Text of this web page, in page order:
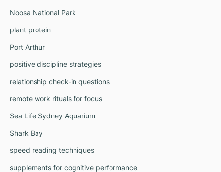
Noosa National Park
plant protein
Port Arthur
positive discipline strategies
relationship check-in questions
remote work rituals for focus
Sea Life Sydney Aquarium
Shark Bay
speed reading techniques
supplements for cognitive performance